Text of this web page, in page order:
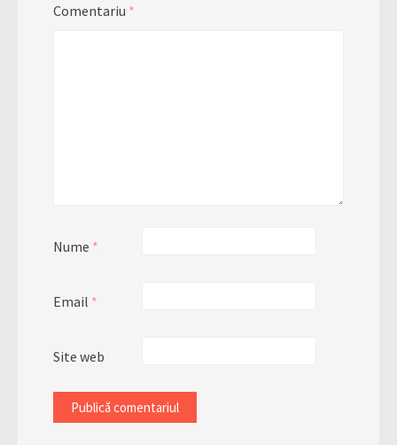
Comentariu *
Nume *
Email *
Site web